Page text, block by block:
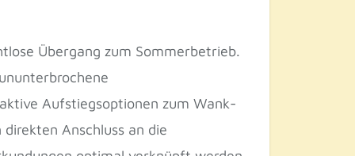
Übergang zum Sommerbetrieb.
Aufstiegsoptionen zum Wank-
Anschluss an die